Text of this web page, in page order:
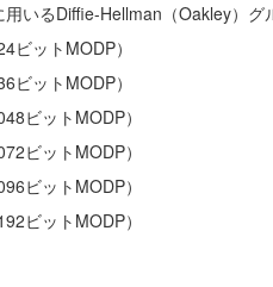
用いるDiffie-Hellman（Oakley）グ
ビットMODP）
ビットMODP）
ビットMODP）
ビットMODP）
ビットMODP）
ビットMODP）